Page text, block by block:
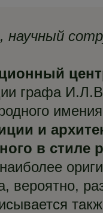
графа
и
в стиле
вероятно,